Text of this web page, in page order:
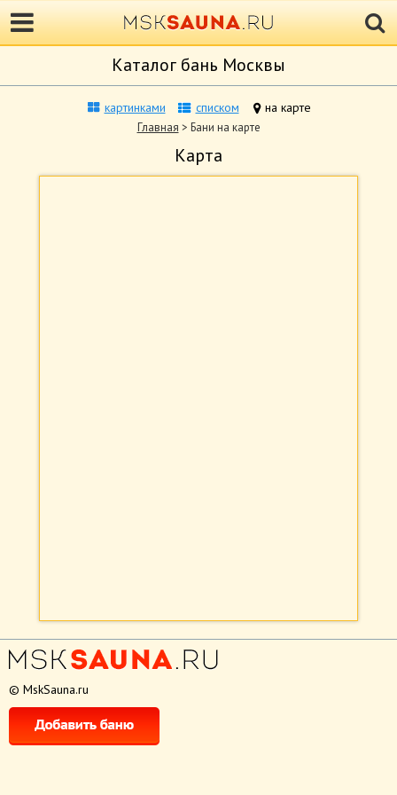
Каталог бань Москвы
картинками списком на карте
Главная > Бани на карте
Карта
© MskSauna.ru